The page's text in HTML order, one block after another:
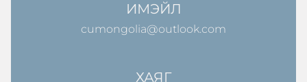
ИМЭЙЛ
cumongolia@outlook.com
ХАЯГ